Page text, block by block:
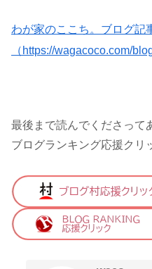
わが家のここち。ブログ記
（https://wagacoco.com/
最後まで読んでくださって
ブログランキング応援クリ